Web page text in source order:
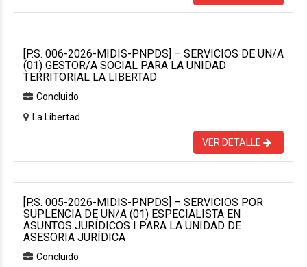
[P.S. 006-2026-MIDIS-PNPDS] – SERVICIOS DE UN/A
(01) GESTOR/A SOCIAL PARA LA UNIDAD
TERRITORIAL LA LIBERTAD
Concluido
La Libertad
VER DETALLE
[P.S. 005-2026-MIDIS-PNPDS] – SERVICIOS POR
SUPLENCIA DE UN/A (01) ESPECIALISTA EN
ASUNTOS JURÍDICOS I PARA LA UNIDAD DE
ASESORIA JURÍDICA
Concluido